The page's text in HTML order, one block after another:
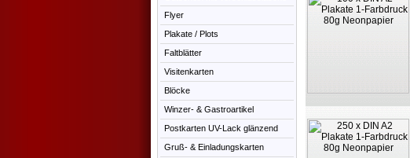
Flyer
Plakate / Plots
Faltblätter
Visitenkarten
Blöcke
Winzer- & Gastroartikel
Postkarten UV-Lack glänzend
Gruß- & Einladungskarten